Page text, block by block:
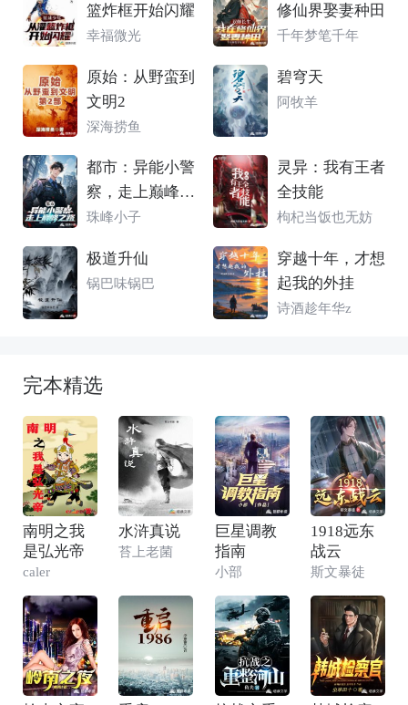
篮炸框开始闪耀
幸福微光
修仙界娶妻种田
千年梦笔千年
原始：从野蛮到
文明2
深海捞鱼
碧穹天
阿牧羊
都市：异能小警
察，走上巅峰之
路
珠峰小子
灵异：我有王者
全技能
枸杞当饭也无妨
极道升仙
锅巴味锅巴
穿越十年，才想
起我的外挂
诗酒趁年华z
完本精选
南明之我
是弘光帝
caler
水浒真说
苔上老菌
巨星调教
指南
小部
1918远东
战云
斯文暴徒